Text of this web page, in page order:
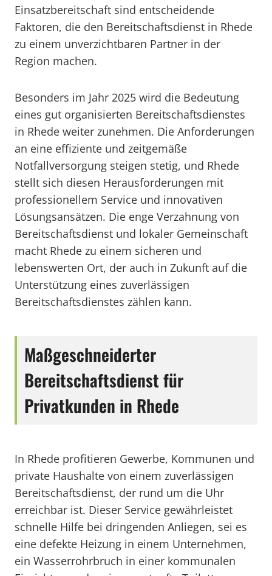
Einsatzbereitschaft sind entscheidende
Faktoren, die den Bereitschaftsdienst in Rhede
zu einem unverzichtbaren Partner in der
Region machen.
Besonders im Jahr 2025 wird die Bedeutung
eines gut organisierten Bereitschaftsdienstes
in Rhede weiter zunehmen. Die Anforderungen
an eine effiziente und zeitgemäße
Notfallversorgung steigen stetig, und Rhede
stellt sich diesen Herausforderungen mit
professionellem Service und innovativen
Lösungsansätzen. Die enge Verzahnung von
Bereitschaftsdienst und lokaler Gemeinschaft
macht Rhede zu einem sicheren und
lebenswerten Ort, der auch in Zukunft auf die
Unterstützung eines zuverlässigen
Bereitschaftsdienstes zählen kann.
Maßgeschneiderter
Bereitschaftsdienst für
Privatkunden in Rhede
In Rhede profitieren Gewerbe, Kommunen und
private Haushalte von einem zuverlässigen
Bereitschaftsdienst, der rund um die Uhr
erreichbar ist. Dieser Service gewährleistet
schnelle Hilfe bei dringenden Anliegen, sei es
eine defekte Heizung in einem Unternehmen,
ein Wasserrohrbruch in einer kommunalen